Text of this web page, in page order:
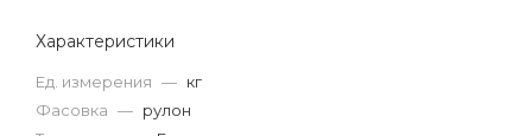
Характеристики
Ед. измерения — кг
Фасовка — рулон